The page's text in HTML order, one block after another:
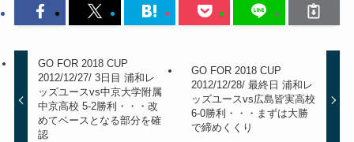
GO FOR 2018 CUP
2012/12/27/ 3日目 浦和レ
ッズユースvs中京大学附属
中京高校 5-2勝利・・・改
めてベースとなる部分を確
認
GO FOR 2018 CUP
2012/12/28/ 最終日 浦和レ
ッズユースvs広島皆実高校
6-0勝利・・・まずは大勝
で締めくくり